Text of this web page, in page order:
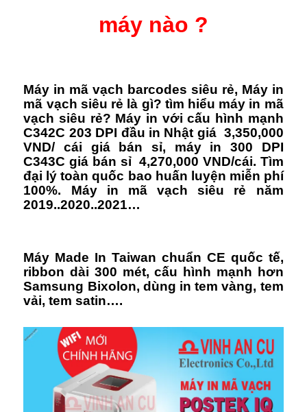
máy nào ?
Máy in mã vạch barcodes siêu rẻ, Máy in
mã vạch siêu rẻ là gì? tìm hiểu máy in mã
vạch siêu rẻ? Máy in với cấu hình mạnh
C342C 203 DPI đầu in Nhật giá 3,350,000
VND/ cái giá bán sỉ, máy in 300 DPI
C343C giá bán sỉ 4,270,000 VND/cái. Tìm
đại lý toàn quốc bao huấn luyện miễn phí
100%. Máy in mã vạch siêu rẻ năm
2019..2020..2021…
Máy Made In Taiwan chuẩn CE quốc tế,
ribbon dài 300 mét, cấu hình mạnh hơn
Samsung Bixolon, dùng in tem vàng, tem
vải, tem satin….